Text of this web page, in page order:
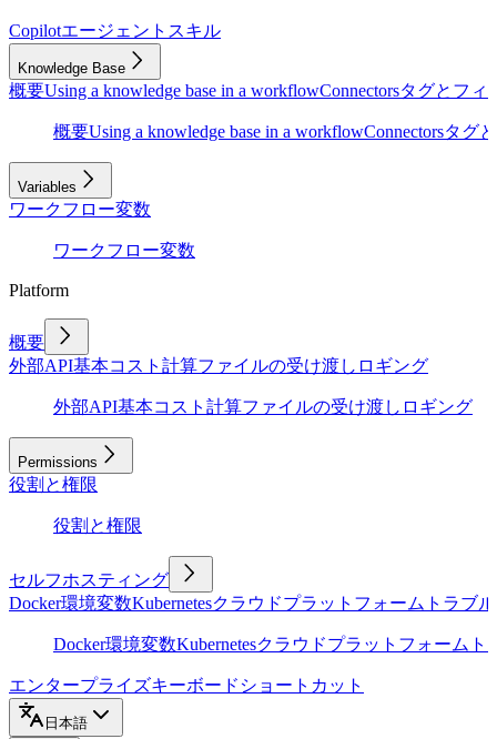
Copilotエージェントスキル
Knowledge Base
概要Using a knowledge base in a workflowConnectorsタグとフィ
概要Using a knowledge base in a workflowConnectorsタグ
Variables
ワークフロー変数
ワークフロー変数
Platform
概要
外部API基本コスト計算ファイルの受け渡し ロギング
外部API基本コスト計算ファイルの受け渡し ロギング
Permissions
役割と権限
役割と権限
セルフホスティング
Docker環境変数Kubernetesクラウドプラットフォーム トラブ
Docker環境変数Kubernetesクラウドプラットフォーム ト
エンタープライズキーボードショートカット
日本語